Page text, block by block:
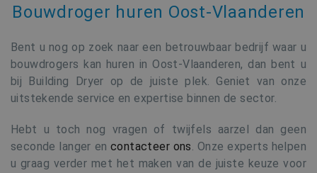
Bouwdroger huren Oost-Vlaanderen
Bent u nog op zoek naar een betrouwbaar bedrijf waar u
bouwdrogers kan huren in Oost-Vlaanderen, dan bent u
bij Building Dryer op de juiste plek. Geniet van onze
uitstekende service en expertise binnen de sector.
Hebt u toch nog vragen of twijfels aarzel dan geen
seconde langer en contacteer ons. Onze experts helpen
u graag verder met het maken van de juiste keuze voor